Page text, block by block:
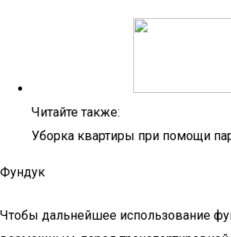
Читайте также:
Уборка квартиры при помощи
Фундук
Чтобы дальнейшее использование